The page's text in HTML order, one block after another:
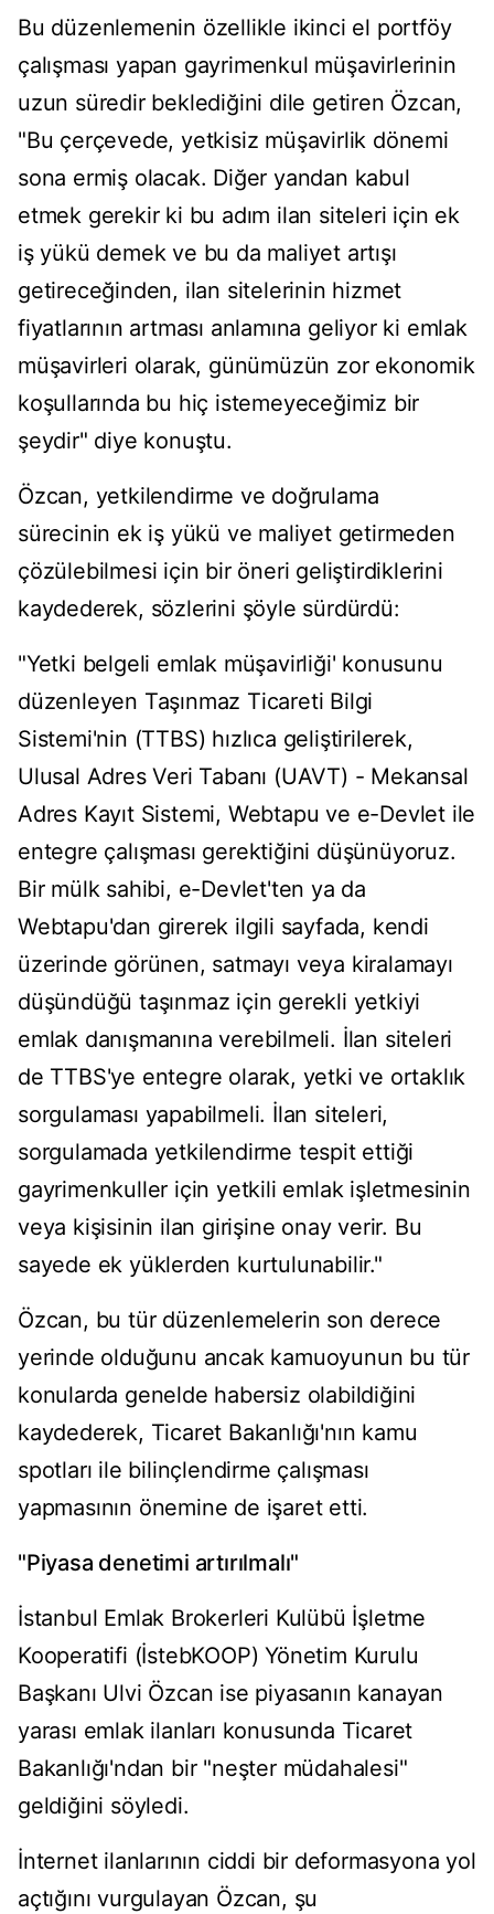
Bu düzenlemenin özellikle ikinci el portföy
çalışması yapan gayrimenkul müşavirlerinin
uzun süredir beklediğini dile getiren Özcan,
"Bu çerçevede, yetkisiz müşavirlik dönemi
sona ermiş olacak. Diğer yandan kabul
etmek gerekir ki bu adım ilan siteleri için ek
iş yükü demek ve bu da maliyet artışı
getireceğinden, ilan sitelerinin hizmet
fiyatlarının artması anlamına geliyor ki emlak
müşavirleri olarak, günümüzün zor ekonomik
koşullarında bu hiç istemeyeceğimiz bir
şeydir" diye konuştu.
Özcan, yetkilendirme ve doğrulama
sürecinin ek iş yükü ve maliyet getirmeden
çözülebilmesi için bir öneri geliştirdiklerini
kaydederek, sözlerini şöyle sürdürdü:
"Yetki belgeli emlak müşavirliği' konusunu
düzenleyen Taşınmaz Ticareti Bilgi
Sistemi'nin (TTBS) hızlıca geliştirilerek,
Ulusal Adres Veri Tabanı (UAVT) - Mekansal
Adres Kayıt Sistemi, Webtapu ve e-Devlet ile
entegre çalışması gerektiğini düşünüyoruz.
Bir mülk sahibi, e-Devlet'ten ya da
Webtapu'dan girerek ilgili sayfada, kendi
üzerinde görünen, satmayı veya kiralamayı
düşündüğü taşınmaz için gerekli yetkiyi
emlak danışmanına verebilmeli. İlan siteleri
de TTBS'ye entegre olarak, yetki ve ortaklık
sorgulaması yapabilmeli. İlan siteleri,
sorgulamada yetkilendirme tespit ettiği
gayrimenkuller için yetkili emlak işletmesinin
veya kişisinin ilan girişine onay verir. Bu
sayede ek yüklerden kurtulunabilir."
Özcan, bu tür düzenlemelerin son derece
yerinde olduğunu ancak kamuoyunun bu tür
konularda genelde habersiz olabildiğini
kaydederek, Ticaret Bakanlığı'nın kamu
spotları ile bilinçlendirme çalışması
yapmasının önemine de işaret etti.
"Piyasa denetimi artırılmalı"
İstanbul Emlak Brokerleri Kulübü İşletme
Kooperatifi (İstebKOOP) Yönetim Kurulu
Başkanı Ulvi Özcan ise piyasanın kanayan
yarası emlak ilanları konusunda Ticaret
Bakanlığı'ndan bir "neşter müdahalesi"
geldiğini söyledi.
İnternet ilanlarının ciddi bir deformasyona yol
açtığını vurgulayan Özcan, şu